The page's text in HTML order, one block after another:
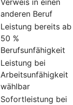
Verweis in einen
anderen Beruf
Leistung bereits ab
50 %
Berufsunfähigkeit
Leistung bei
Arbeitsunfähigkeit
wählbar
Sofortleistung bei